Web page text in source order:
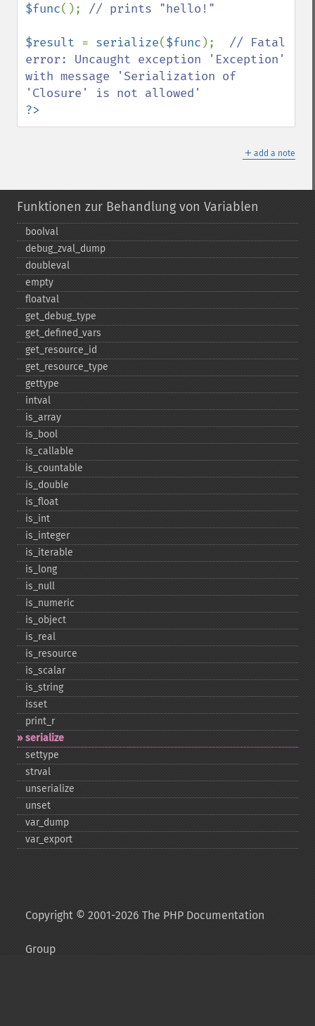
$func(); // prints "hello!"
$result = serialize($func ); // Fatal
error: Uncaught exception 'Exception'
with message 'Serialization of
?>
＋ add a note
Funktionen zur Behandlung von Variablen
boolval
debug_​zval_​dump
doubleval
empty
floatval
get_​debug_​type
get_​defined_​vars
get_​resource_​id
get_​resource_​type
gettype
intval
is_​array
is_​bool
is_​callable
is_​countable
is_​double
is_​float
is_​int
is_​integer
is_​iterable
is_​long
is_​null
is_​numeric
is_​object
is_​real
is_​resource
is_​scalar
is_​string
isset
print_​r
serialize
settype
strval
unserialize
unset
var_​dump
var_​export
Copyright © 2001-2026 The PHP Documentation
Group